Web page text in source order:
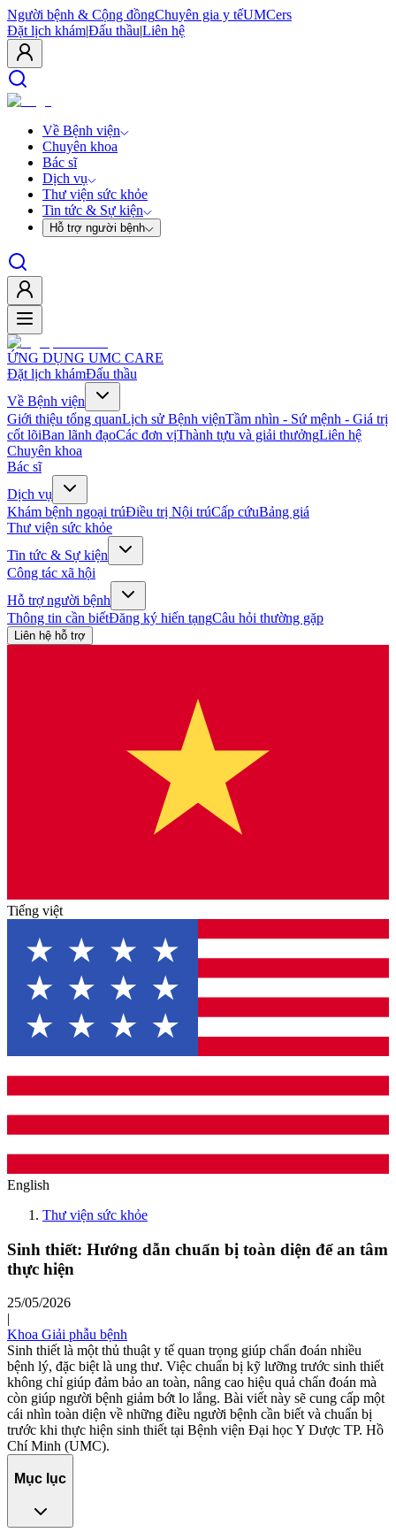
Người bệnh & Cộng đồngChuyên gia y tếUMCers
Đặt lịch khám|Đấu thầu|Liên hệ
Về Bệnh viện
Chuyên khoa
Bác sĩ
Dịch vụ
Thư viện sức khỏe
Tin tức & Sự kiện
Hỗ trợ người bệnh
ỨNG DỤNG UMC CARE
Đặt lịch khámĐấu thầu
Về Bệnh viện
Giới thiệu tổng quanLịch sử Bệnh việnTầm nhìn - Sứ mệnh - Giá trị
cốt lõiBan lãnh đạoCác đơn vịThành tựu và giải thưởngLiên hệ
Chuyên khoa
Bác sĩ
Dịch vụ
Khám bệnh ngoại trúĐiều trị Nội trúCấp cứuBảng giá
Thư viện sức khỏe
Tin tức & Sự kiện
Công tác xã hội
Hỗ trợ người bệnh
Thông tin cần biếtĐăng ký hiến tạngCâu hỏi thường gặp
Liên hệ hỗ trợ
Tiếng việt
English
Thư viện sức khỏe
Sinh thiết: Hướng dẫn chuẩn bị toàn diện để an tâm
thực hiện
25/05/2026
|
Khoa Giải phẫu bệnh
Sinh thiết là một thủ thuật y tế quan trọng giúp chẩn đoán nhiều
bệnh lý, đặc biệt là ung thư. Việc chuẩn bị kỹ lưỡng trước sinh thiết
không chỉ giúp đảm bảo an toàn, nâng cao hiệu quả chẩn đoán mà
còn giúp người bệnh giảm bớt lo lắng. Bài viết này sẽ cung cấp một
cái nhìn toàn diện về những điều người bệnh cần biết và chuẩn bị
trước khi thực hiện sinh thiết tại Bệnh viện Đại học Y Dược TP. Hồ
Chí Minh (UMC).
Mục lục